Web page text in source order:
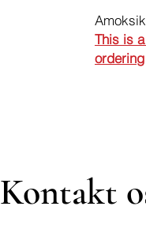
This is
ordering
Kontakt